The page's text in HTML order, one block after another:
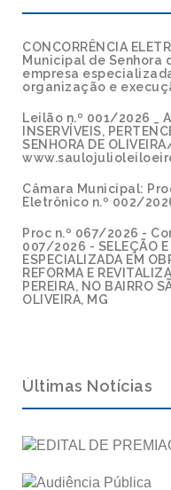
CONCORRÊNCIA
Municipal de Senhora
empresa
organização e
Leilão n.º 001/2026 _
INSERVÍVEIS,
SENHORA DE
Câmara Municipal:
Eletrônico n.º 002/
Proc n.º 067/2026 -
007/2026 - SELEÇÃO E
ESPECIALIZADA EM
REFORMA E
PEREIRA, NO BAIRRO
OLIVEIRA, MG
Últimas Notícias